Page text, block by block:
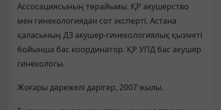
Ассосациясының төрайымы. ҚР акушерство
мен гинекологиядан сот эксперті. Астана
қаласының ДЗ акушер-гинекологиялық қызметі
бойынша бас координатор. ҚР УПД бас акушер
гинекологы.
Жоғары дәрежелі дәрігер, 2007 жылы.